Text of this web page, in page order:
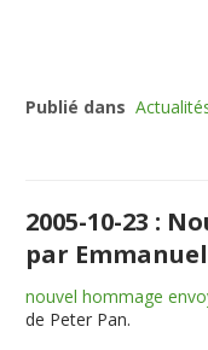
Publié dans
2005-10-23 :
par
nouvel hommage
de Peter Pan.